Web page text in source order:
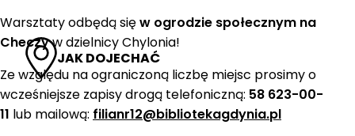
JAK DOJECHAĆ
Warsztaty odbędą sięw ogrodzie społecznym na
Checzyw dzielnicy Chylonia!
Ze względu na ograniczoną liczbę miejsc prosimy o
wcześniejsze zapisy drogą telefoniczną: 58 623-00-
11 lub mailową: filianr12@bibliotekagdynia.pl